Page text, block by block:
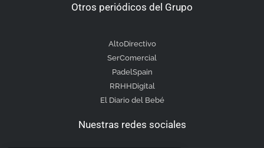
Otros periódicos del Grupo
AltoDirectivo
SerComercial
PadelSpain
RRHHDigital
El Diario del Bebé
Nuestras redes sociales